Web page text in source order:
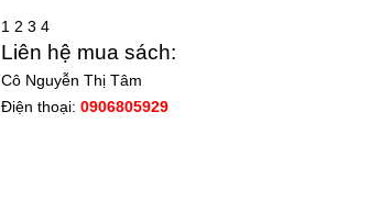
1 2 3 4
Liên hệ mua sách:
Cô Nguyễn Thị Tâm
Điện thoại: 0906805929